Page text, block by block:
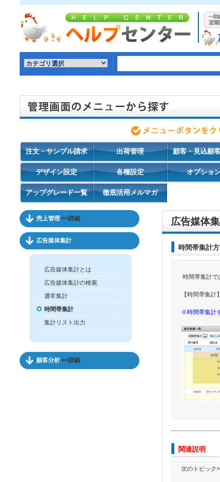
注文・サンプル請求 出荷管理 顧客・見込顧
デザイン設定 各種設定 オプショ
アップグレード一覧 徹底活用メルマガ
売上管理 >>詳細
広告媒体集計
広告媒体集計とは
広告媒体集計の検索
通常集計
時間帯集計
集計リスト出力
顧客分析 >>詳細
広告媒体
時間帯集計
時間帯集計で
【時間帯集
※時間帯集計
関連説明
次のトピック